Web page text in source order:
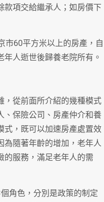
款項交給繼承人；如房價下
市60平方米以上的房產，自
人逝世後歸養老院所有。
，從前面所介紹的幾種模式
、保險公司、房產仲介和養
式，既可以加速房產處置效
為隨著年齡的增加，老年人
的服務，滿足老年人的需
角色，分別是政策的制定